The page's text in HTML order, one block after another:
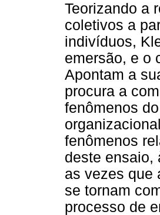
Teorizando a
coletivos a
indivíduos,
emersão, e o
Apontam a
procura a
fenômenos
fenômenos
deste ensaio,
as vezes que
se tornam
processo de